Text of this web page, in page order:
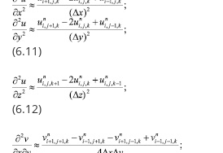
(6.11)
(6.12)